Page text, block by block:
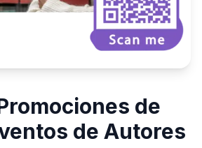
de
de Autores